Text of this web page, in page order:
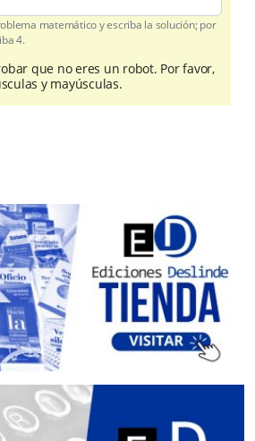
matemático y escriba la solución; por
4.
que no eres un robot. Por favor,
y mayúsculas.